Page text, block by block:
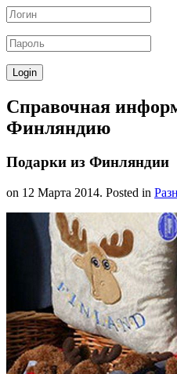
Справочная
Финляндию
Подарки из Финляндии
on 12 Марта 2014. Posted in